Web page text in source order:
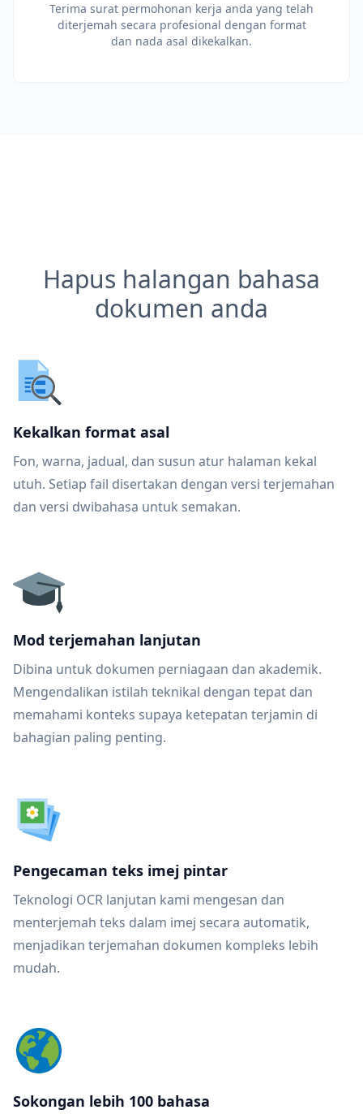
Terima surat permohonan kerja anda yang telah
diterjemah secara profesional dengan format
dan nada asal dikekalkan.
Hapus halangan bahasa
dokumen anda
Kekalkan format asal
Fon, warna, jadual, dan susun atur halaman kekal
utuh. Setiap fail disertakan dengan versi terjemahan
dan versi dwibahasa untuk semakan.
Mod terjemahan lanjutan
Dibina untuk dokumen perniagaan dan akademik.
Mengendalikan istilah teknikal dengan tepat dan
memahami konteks supaya ketepatan terjamin di
bahagian paling penting.
Pengecaman teks imej pintar
Teknologi OCR lanjutan kami mengesan dan
menterjemah teks dalam imej secara automatik,
menjadikan terjemahan dokumen kompleks lebih
mudah.
Sokongan lebih 100 bahasa